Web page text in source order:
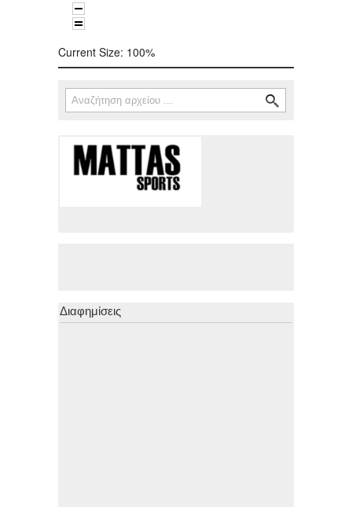
Current Size: 100%
Φόρμα αναζήτησης
Αναζήτηση
Διαφημίσεις